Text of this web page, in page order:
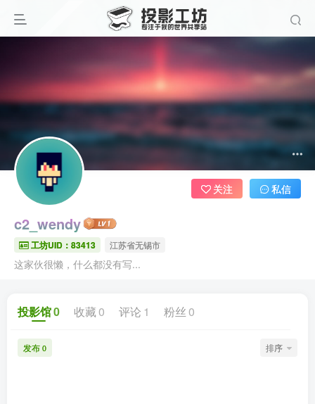
c2_wendy
工坊UID：83413 江苏省无锡市
这家伙很懒，什么都没有写...
关注 私信
投影馆0 收藏 0 评论 1 粉丝 0
发布 0 排序